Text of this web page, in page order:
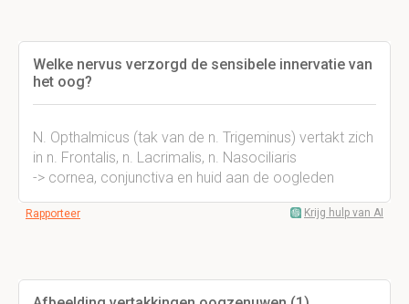
Welke nervus verzorgd de sensibele innervatie van
het oog?
N. Opthalmicus (tak van de n. Trigeminus) vertakt zich
in n. Frontalis, n. Lacrimalis, n. Nasociliaris
-> cornea, conjunctiva en huid aan de oogleden
Rapporteer Krijg hulp van AI